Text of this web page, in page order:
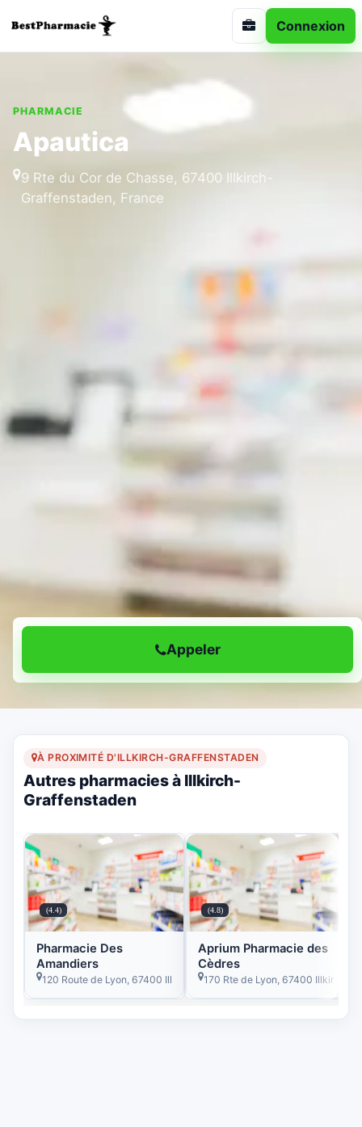
Connexion
PHARMACIE
Apautica
9 Rte du Cor de Chasse, 67400 Illkirch-
Graffenstaden, France
Appeler
À PROXIMITÉ D'ILLKIRCH-GRAFFENSTADEN
Autres pharmacies à Illkirch-
Graffenstaden
(4.4)
Pharmacie Des
Amandiers
120 Route de Lyon, 67400 Illkirch-Graffenstaden, France
(4.8)
Aprium Pharmacie des
Cèdres
170 Rte de Lyon, 67400 Illkirch-